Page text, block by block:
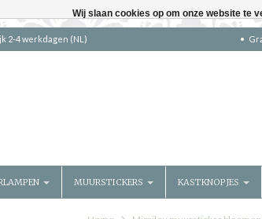
2-4 werkdagen (NL)
MUURSTICKERS KASTKNOPJES
Wij slaan cookies op om onze website te